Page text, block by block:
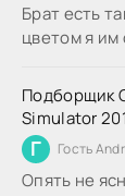
Брат есть
цветом я им
Подборщик
Simulator
Г Гость
Опять не